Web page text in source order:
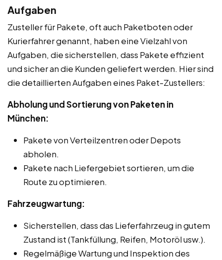
Aufgaben
Zusteller für Pakete, oft auch Paketboten oder
Kurierfahrer genannt, haben eine Vielzahl von
Aufgaben, die sicherstellen, dass Pakete effizient
und sicher an die Kunden geliefert werden. Hier sind
die detaillierten Aufgaben eines Paket-Zustellers:
Abholung und Sortierung von Paketen in
München:
Pakete von Verteilzentren oder Depots
abholen.
Pakete nach Liefergebiet sortieren, um die
Route zu optimieren.
Fahrzeugwartung:
Sicherstellen, dass das Lieferfahrzeug in gutem
Zustand ist (Tankfüllung, Reifen, Motoröl usw.).
Regelmäßige Wartung und Inspektion des